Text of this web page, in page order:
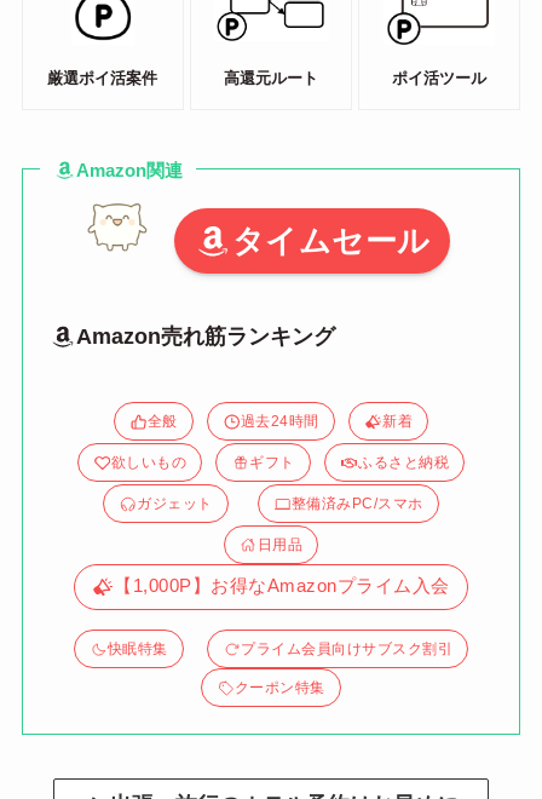
厳選ポイ活案件 高還元ルート ポイ活ツール
Amazon関連
タイムセール
Amazon売れ筋ランキング
全般 過去24時間 新着
欲しいもの ギフト ふるさと納税
ガジェット 整備済みPC/スマホ
日用品
【1,000P】お得なAmazonプライム入会
快眠特集 プライム会員向けサブスク割引
クーポン特集